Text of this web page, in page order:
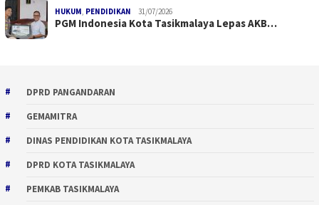
HUKUM PENDIDIKAN 31/07/2026
PGM Indonesia Kota Tasikmalaya Lepas AKB…
DPRD PANGANDARAN
GEMAMITRA
DINAS PENDIDIKAN KOTA TASIKMALAYA
DPRD KOTA TASIKMALAYA
PEMKAB TASIKMALAYA